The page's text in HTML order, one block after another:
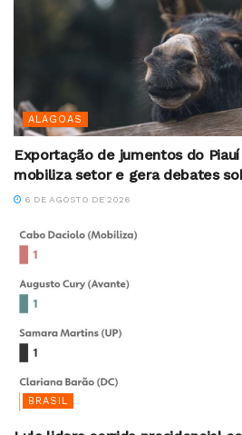
ALAGOAS
Exportação de jumentos do
mobiliza setor e gera debates
6 DE AGOSTO DE 2026
BRASIL